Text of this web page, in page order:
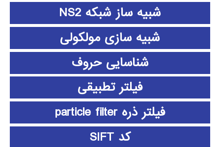
شبیه ساز شبکه NS2
شبیه سازی مولکولی
شناسایی حروف
فیلتر تطبیقی
فیلتر ذره particle filter
کد SIFT